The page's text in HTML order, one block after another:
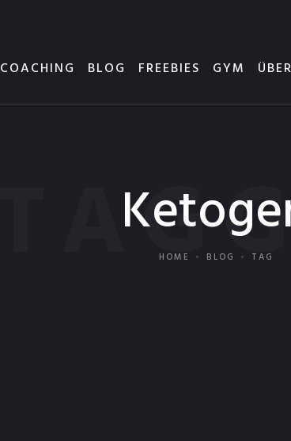
COACHING BLOG FREEBIES GYM
HOME BLOG TAG